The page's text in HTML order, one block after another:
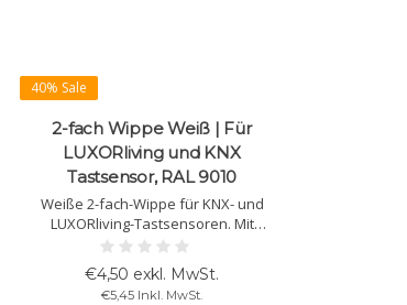
40% Sale
2-fach Wippe Weiß | Für
LUXORliving und KNX
Tastsensor, RAL 9010
Weiße 2-fach-Wippe für KNX- und
LUXORliving-Tastsensoren. Mit
Montagerahmen. Glänzend weiß
(ähnlich RAL 9010), passend für 55 mm
Schalterprogramme.
€4,50 exkl. MwSt.
€5,45 Inkl. MwSt.